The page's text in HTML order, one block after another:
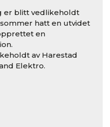
er blitt vedlikeholdt
hatt en utvidet
en
av Harestad
Elektro.